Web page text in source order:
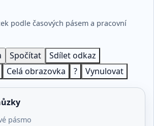
podle časových pásem a pracovní
Spočítat
Sdílet odkaz
Celá obrazovka ? Vynulovat
pásmo